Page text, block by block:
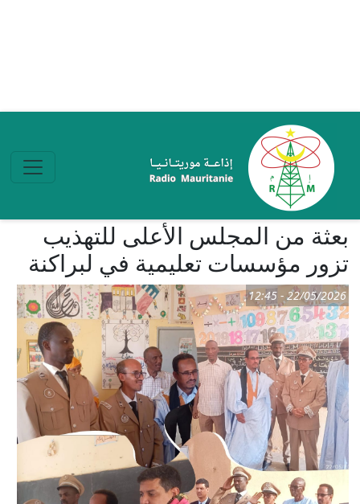
بعثة من المجلس الأعلى للتهذيب
تزور مؤسسات تعليمية في لبراكنة
22/05/2026 - 12:45